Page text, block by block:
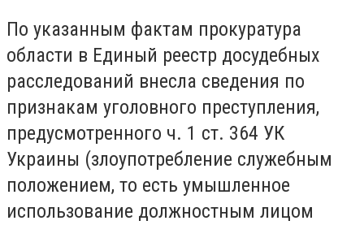
По указанным фактам прокуратура
области в Единый реестр досудебных
расследований внесла сведения по
признакам уголовного преступления,
предусмотренного ч. 1 ст. 364 УК
Украины (злоупотребление служебным
положением, то есть умышленное
использование должностным лицом